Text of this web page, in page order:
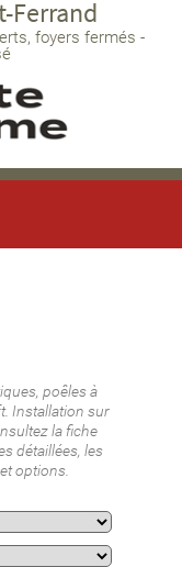
Ferrand
foyers fermés -
poêles à
Installation sur
la fiche
détaillées, les
options.